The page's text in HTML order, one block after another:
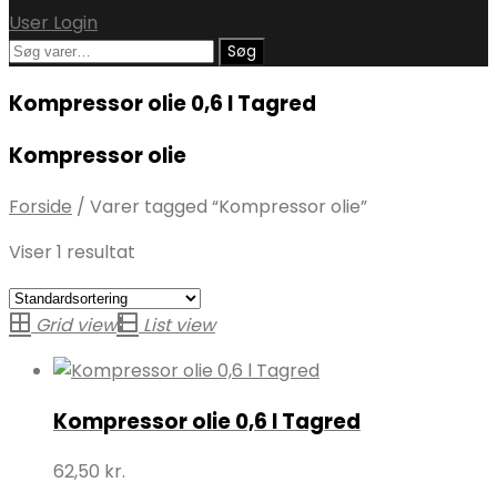
User Login
Søg
Søg
Kompressor olie 0,6 l Tagred
Kompressor olie
Forside / Varer tagged “Kompressor olie”
Viser 1 resultat
Grid view List view
Kompressor olie 0,6 l Tagred
62,50 kr.